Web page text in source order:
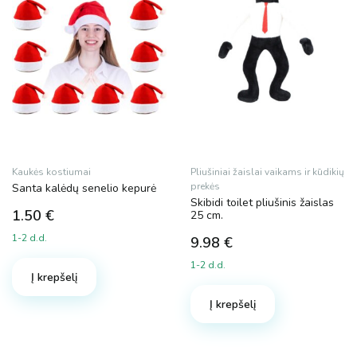
Kaukės kostiumai
Santa kalėdų senelio kepurė
1.50 €
1-2 d.d.
Į krepšelį
Pliušiniai žaislai vaikams ir kūdikių
prekės
Skibidi toilet pliušinis žaislas
25 cm.
9.98 €
1-2 d.d.
Į krepšelį